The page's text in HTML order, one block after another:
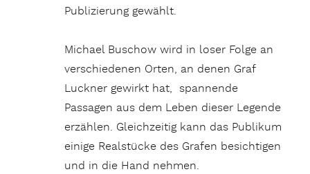
Publizierung gewählt.
Michael Buschow wird in loser Folge an
verschiedenen Orten, an denen Graf
Luckner gewirkt hat, spannende
Passagen aus dem Leben dieser Legende
erzählen. Gleichzeitig kann das Publikum
einige Realstücke des Grafen besichtigen
und in die Hand nehmen.